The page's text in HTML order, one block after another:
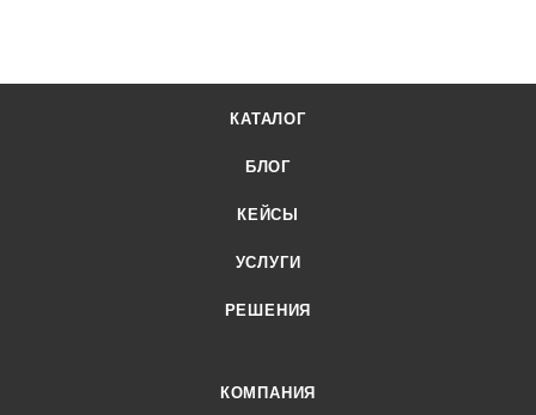
КАТАЛОГ
БЛОГ
КЕЙСЫ
УСЛУГИ
РЕШЕНИЯ
КОМПАНИЯ